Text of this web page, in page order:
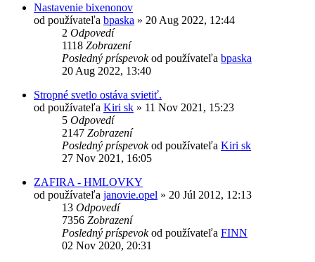
Nastavenie bixenonov
od používateľa bpaska » 20 Aug 2022, 12:44
2 Odpovedí
1118 Zobrazení
Posledný príspevokod používateľa bpaska
20 Aug 2022, 13:40
Stropné svetlo ostáva svietiť.
od používateľa Kiri sk » 11 Nov 2021, 15:23
5 Odpovedí
2147 Zobrazení
Posledný príspevokod používateľa Kiri sk
27 Nov 2021, 16:05
ZAFIRA - HMLOVKY
od používateľa janovie.opel » 20 Júl 2012, 12:13
13 Odpovedí
7356 Zobrazení
Posledný príspevokod používateľa FINN
02 Nov 2020, 20:31